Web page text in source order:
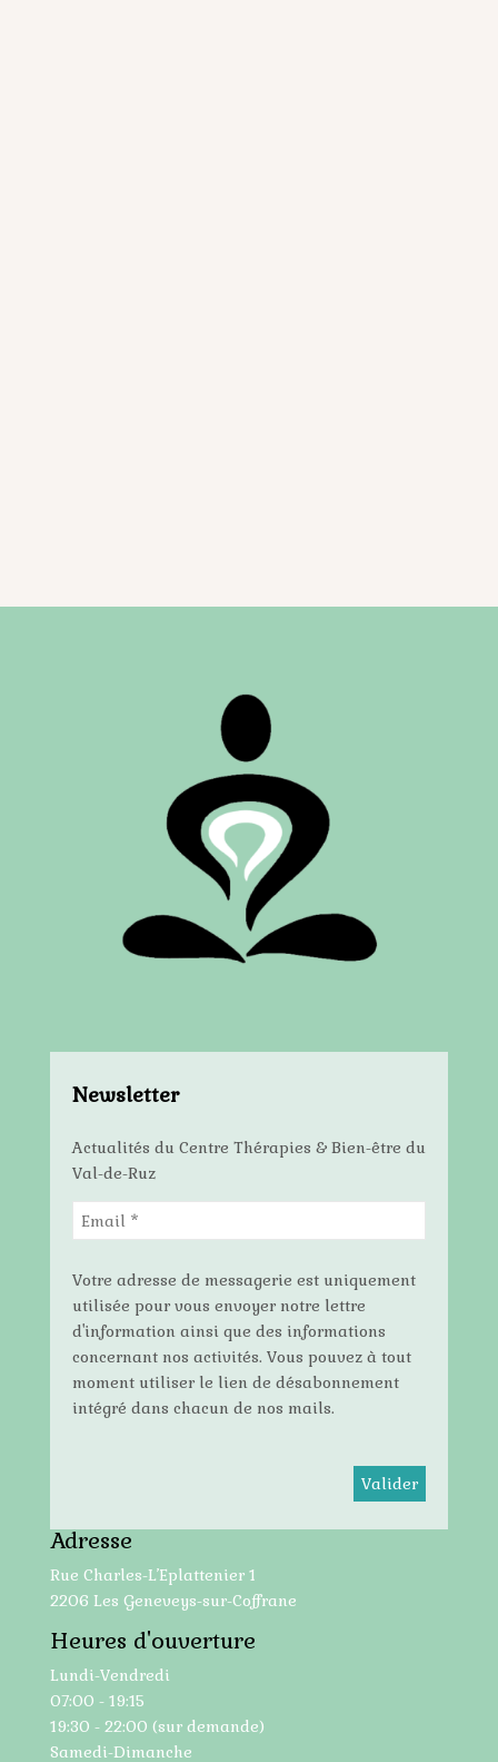
Newsletter
Actualités du Centre Thérapies & Bien-être du
Val-de-Ruz
Votre adresse de messagerie est uniquement
utilisée pour vous envoyer notre lettre
d'information ainsi que des informations
concernant nos activités. Vous pouvez à tout
moment utiliser le lien de désabonnement
intégré dans chacun de nos mails.
Adresse
Rue Charles-L’Eplattenier 1
2206 Les Geneveys-sur-Coffrane
Heures d'ouverture
Lundi-Vendredi
07:00 - 19:15
19:30 - 22:00 (sur demande)
Samedi-Dimanche